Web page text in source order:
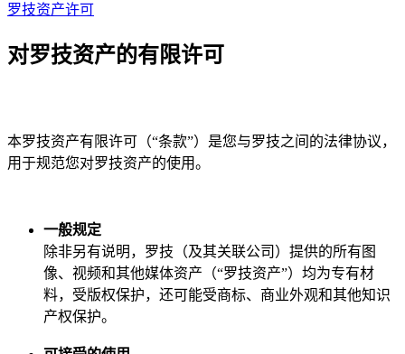
罗技资产许可
对罗技资产的有限许可
本罗技资产有限许可（“条款”）是您与罗技之间的法律协议，
用于规范您对罗技资产的使用。
一般规定
除非另有说明，罗技（及其关联公司）提供的所有图
像、视频和其他媒体资产（“罗技资产”）均为专有材
料，受版权保护，还可能受商标、商业外观和其他知识
产权保护。